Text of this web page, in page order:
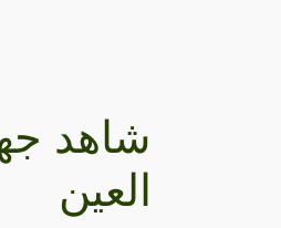
شاهد
العين